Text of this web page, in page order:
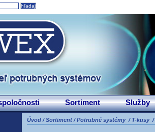
Sortiment Služby
Úvod /Sortiment /Potrubné systémy/ T-kusy/